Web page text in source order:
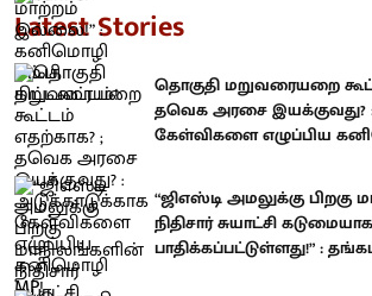
Latest Stories
தொகுதி மறுவரையறை
தவெக அரசை இயக்குவது? :
கேள்விகளை எழுப்பிய
“ஜிஎஸ்டி அமலுக்கு பிறகு
நிதிசார் சுயாட்சி கடுமையாக
பாதிக்கப்பட்டுள்ளது!” :